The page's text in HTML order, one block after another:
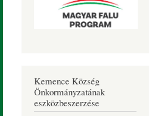
Kemence Község
Önkormányzatának
eszközbeszerzése